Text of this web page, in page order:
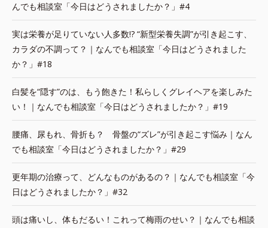
んでも相談室「今日はどうされましたか？」#4
実は栄養が足りていない人多数!? “新型栄養失調”が引き起こす、
カラダの不調って？｜なんでも相談室「今日はどうされました
か？」#18
白髪を“隠す”のは、もう飽きた！私らしくグレイヘアを楽しみた
い！｜なんでも相談室「今日はどうされましたか？」#19
腰痛、尿もれ、骨折も？ 骨盤の“ズレ”が引き起こす悩み｜なん
でも相談室「今日はどうされましたか？」#29
更年期の治療って、どんなものがあるの？｜なんでも相談室「今
日はどうされましたか？」#32
頭は痛いし、体もだるい！これって梅雨のせい？｜なんでも相談